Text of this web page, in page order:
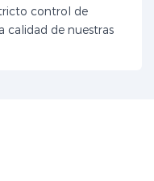
control de
calidad de nuestras